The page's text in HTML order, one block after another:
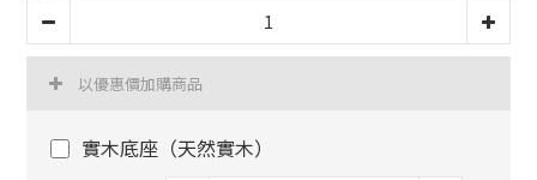
以優惠價加購商品
實木底座（天然實木）